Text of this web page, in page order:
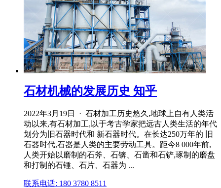
石材机械的发展历史 知乎
2022年3月19日 · 石材加工历史悠久,地球上自有人类活
动以来,有石材加工,以于考古学家把远古人类生活的年代
划分为旧石器时代和 新石器时代。在长达250万年的 旧
石器时代,石器是人类的主要劳动工具。距今8 000年前,
人类开始以磨制的石斧、石锛、石凿和石铲,琢制的磨盘
和打制的石锤、石片、石器为 ...
联系电话: 180 3780 8511